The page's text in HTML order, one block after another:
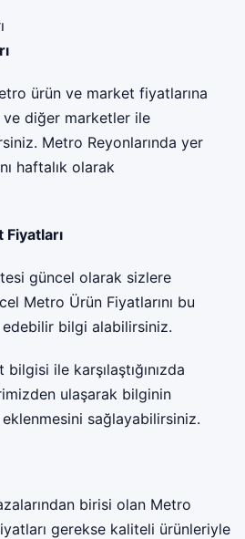
ürün ve market fiyatlarına
diğer marketler ile
Metro Reyonlarında yer
haftalık olarak
güncel olarak sizlere
Metro Ürün Fiyatlarını bu
bilgi alabilirsiniz.
ile karşılaştığınızda
ulaşarak bilginin
sağlayabilirsiniz.
birisi olan Metro
gerekse kaliteli ürünleriyle